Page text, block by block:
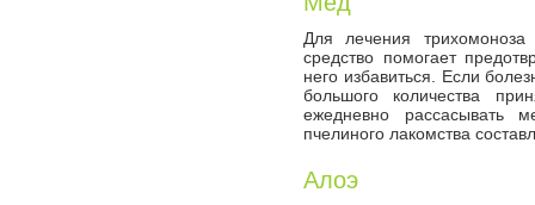
Для лечения
средство помогает
него избавиться. Если
большого количества
ежедневно рассасывать
пчелиного лакомства
Алоэ